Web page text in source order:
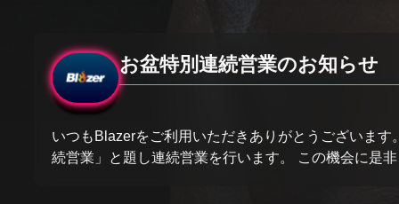
お盆特別連続営業のお知らせ
いつもBlazerをご利用いただきありがとうございま
続営業」と題し連続営業を行います。 この機会に是